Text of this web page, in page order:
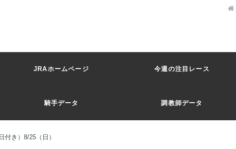
JRAホームページ 今週の注目レース
騎手データ 調教師データ
き）8/25（日）